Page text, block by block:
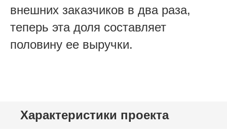
внешних заказчиков в два раза,
теперь эта доля составляет
половину ее выручки.
Характеристики проекта